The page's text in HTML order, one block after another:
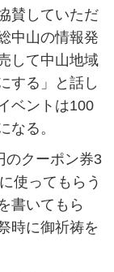
賛していただ
中山の情報発
して中山地域
する」と話し
ベントは100
なる。
クーポン券3
使ってもらう
書いてもら
時に御祈祷を